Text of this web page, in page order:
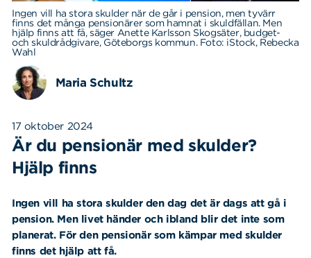
Ingen vill ha stora skulder när de går i pension, men tyvärr
finns det många pensionärer som hamnat i skuldfällan. Men
hjälp finns att få, säger Anette Karlsson Skogsäter, budget-
och skuldrådgivare, Göteborgs kommun. Foto: iStock, Rebecka
Wahl
Maria Schultz
17 oktober 2024
Är du pensionär med skulder?
Hjälp finns
Ingen vill ha stora skulder den dag det är dags att gå i
pension. Men livet händer och ibland blir det inte som
planerat. För den pensionär som kämpar med skulder
finns det hjälp att få.